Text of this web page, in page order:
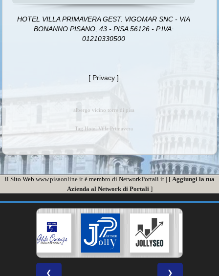
HOTEL VILLA PRIMAVERA GEST. VIGOMAR SNC - VIA
BONANNO PISANO, 43 - PISA 56126 - P.IVA:
01210330500
[ Privacy ]
albergo vicino torre di pisa
Tag Hotel Villa Primavera
il Sito Web www.pisaonline.itè membro di NetworkPortali.it | [ Aggiungi la tua
Azienda al Network di Portali ]
❮ ❯